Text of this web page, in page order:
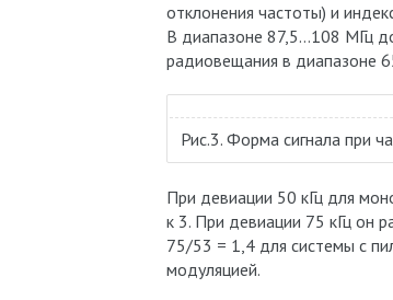
отклонения частоты) и
В диапазоне 87,5…108 МГц
радиовещания в диапазоне
Рис.3. Форма сигнала при
При девиации 50 кГц для
к 3. При девиации 75 кГц он
75/53 = 1,4 для системы с
модуляцией.